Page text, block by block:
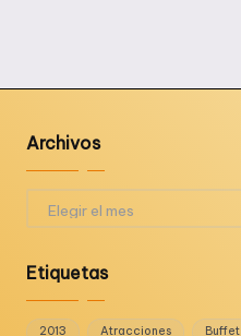
Archivos
Etiquetas
2013 Atracciones Buffet